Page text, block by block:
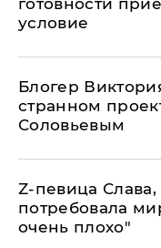
готовности
условие
Блогер
странном
Соловьевым
Z-певица
потребовала
очень плохо"